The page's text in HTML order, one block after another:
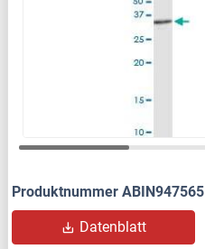
Produktnummer ABIN947565
Datenblatt